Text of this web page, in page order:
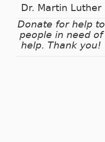
Dr. Martin Luther
Donate for help to
people in need of
help. Thank you!